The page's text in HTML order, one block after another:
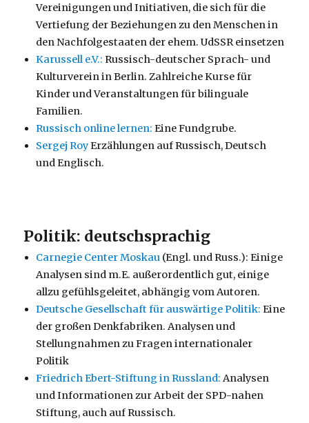
Vereinigungen und Initiativen, die sich für die
Vertiefung der Beziehungen zu den Menschen in
den Nachfolgestaaten der ehem. UdSSR einsetzen
Karussell e.V.: Russisch-deutscher Sprach- und
Kulturverein in Berlin. Zahlreiche Kurse für
Kinder und Veranstaltungen für bilinguale
Familien.
Russisch online lernen: Eine Fundgrube.
Sergej RoyErzählungen auf Russisch, Deutsch
und Englisch.
Politik: deutschsprachig
Carnegie Center Moskau (Engl. und Russ.): Einige
Analysen sind m.E. außerordentlich gut, einige
allzu gefühlsgeleitet, abhängig vom Autoren.
Deutsche Gesellschaft für auswärtige Politik: Eine
der großen Denkfabriken. Analysen und
Stellungnahmen zu Fragen internationaler
Politik
Friedrich Ebert-Stiftung in Russland: Analysen
und Informationen zur Arbeit der SPD-nahen
Stiftung, auch auf Russisch.